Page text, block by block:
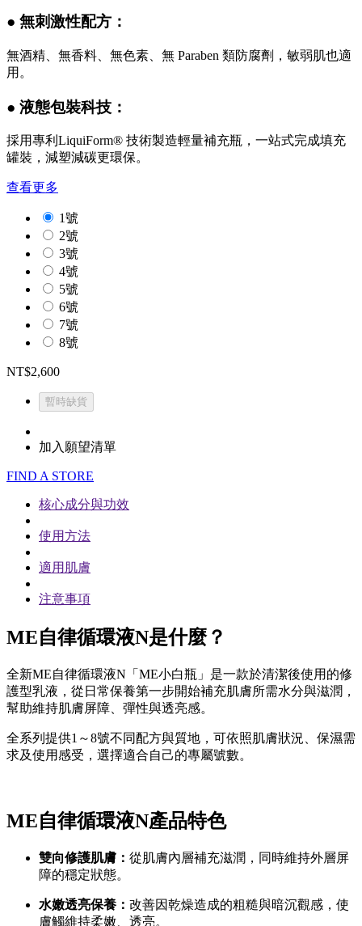
● 無刺激性配方：
無酒精、無香料、無色素、無 Paraben 類防腐劑，敏弱肌也適
用。
● 液態包裝科技：
採用專利LiquiForm® 技術製造輕量補充瓶，一站式完成填充
罐裝，減塑減碳更環保。
查看更多
1號
2號
3號
4號
5號
6號
7號
8號
NT$2,600
暫時缺貨
加入願望清單
FIND A STORE
核心成分與功效
使用方法
適用肌膚
注意事項
ME自律循環液N是什麼？
全新ME自律循環液N「ME小白瓶」是一款於清潔後使用的修
護型乳液，從日常保養第一步開始補充肌膚所需水分與滋潤，
幫助維持肌膚屏障、彈性與透亮感。
全系列提供1～8號不同配方與質地，可依照肌膚狀況、保濕需
求及使用感受，選擇適合自己的專屬號數。
ME自律循環液N產品特色
雙向修護肌膚： 從肌膚內層補充滋潤，同時維持外層屏
障的穩定狀態。
水嫩透亮保養： 改善因乾燥造成的粗糙與暗沉觀感，使
膚觸維持柔嫩、透亮。